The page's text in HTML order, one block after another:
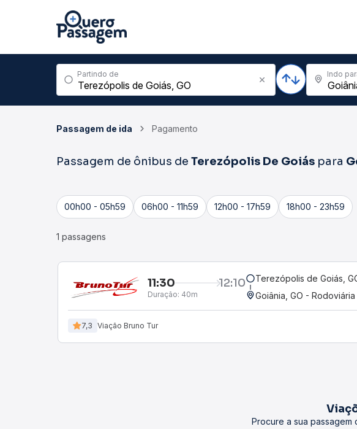
Partindo de Indo
Passagem de ida Pagamento
Passagem de ônibus de Terezópolis De Goiás para
00h00 - 05h59 06h00 - 11h59 12h00 - 17h59 18h00 - 23h59
1 passagens
11:30 12:10
Duração: 40m
Terezópolis de Goiás,
Goiânia, GO - Rodoviária
7,3 Viação Bruno Tur
Procure a sua